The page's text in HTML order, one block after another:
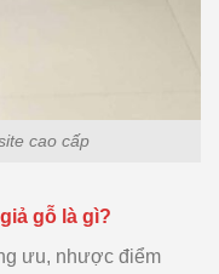
cao cấp
gỗ là gì?
ưu, nhược điểm